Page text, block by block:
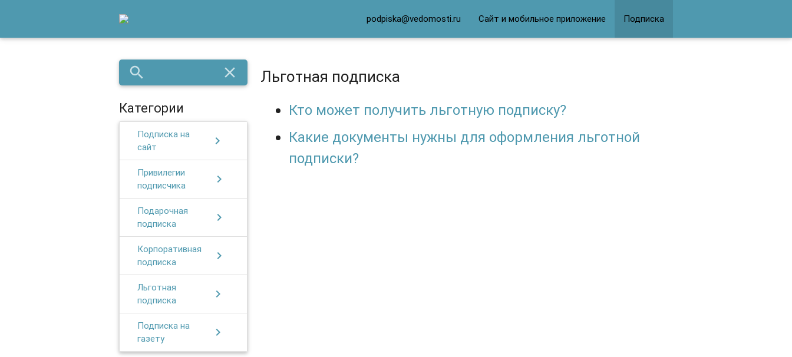
podpiska@vedomosti.ru Сайт и мобильное приложение Подписка
search close
Категории
Подписка на
сайт
chevron_right
Привилегии
подписчика
chevron_right
Подарочная
подписка
chevron_right
Корпоративная
подписка
chevron_right
Льготная
подписка
chevron_right
Подписка на
газету
chevron_right
Льготная подписка
Кто может получить льготную подписку?
Какие документы нужны для оформления льготной
подписки?